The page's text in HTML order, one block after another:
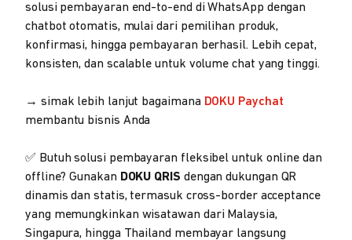
solusi pembayaran end-to-end di WhatsApp dengan
chatbot otomatis, mulai dari pemilihan produk,
konfirmasi, hingga pembayaran berhasil. Lebih cepat,
konsisten, dan scalable untuk volume chat yang tinggi.
→ simak lebih lanjut bagaimana DOKU Paychat
membantu bisnis Anda
✅ Butuh solusi pembayaran fleksibel untuk online dan
offline? Gunakan DOKU QRIS dengan dukungan QR
dinamis dan statis, termasuk cross-border acceptance
yang memungkinkan wisatawan dari Malaysia,
Singapura, hingga Thailand membayar langsung